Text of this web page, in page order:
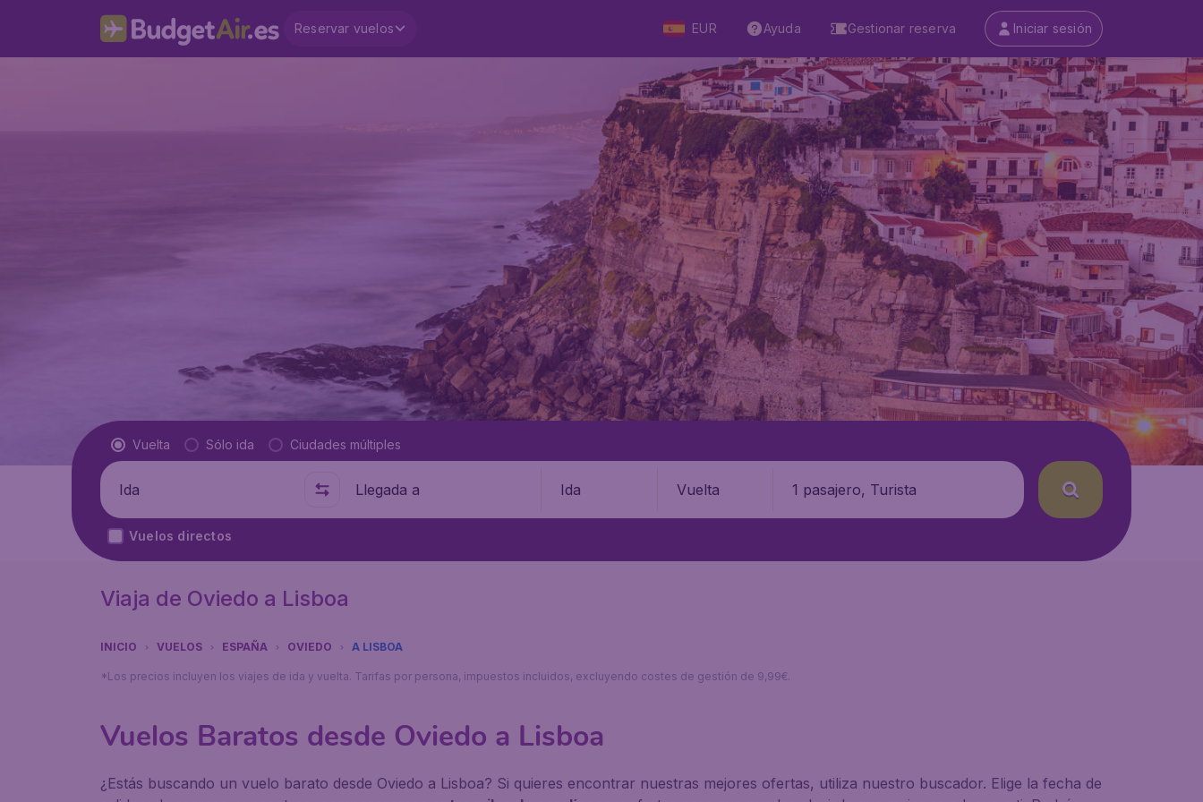
Reservar vuelos EUR Ayuda Gestionar reserva Iniciar sesión
Tipo de vuelo
Vuelta Sólo ida Ciudades múltiples
Salida de A dónde Ida Vuelta 1 pasajero, Turista
Vuelos directos
Viaja de Oviedo a Lisboa
INICIO VUELOS ESPAÑA OVIEDO A LISBOA
*Los precios incluyen los viajes de ida y vuelta. Tarifas por persona, impuestos incluidos, excluyendo costes de gestión de 9,99€.
Vuelos Baratos desde Oviedo a Lisboa
¿Estás buscando un vuelo barato desde Oviedo a Lisboa? Si quieres encontrar nuestras mejores ofertas, utiliza nuestro buscador. Elige la fecha de